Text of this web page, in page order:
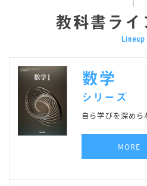
教科書ラ
Lineup
数学
シリーズ
自ら学びを深めら
MORE